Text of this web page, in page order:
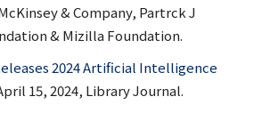
& Company, Partrck J
& Mizilla Foundation.
2024 Artificial Intelligence
15, 2024, Library Journal.